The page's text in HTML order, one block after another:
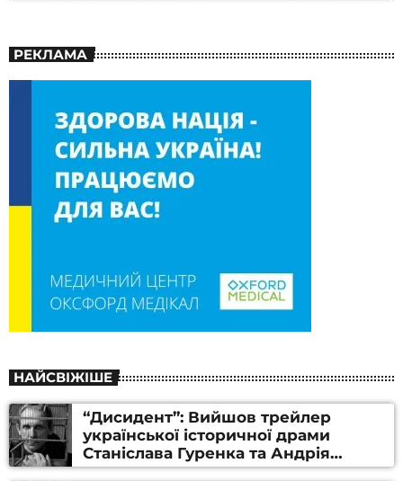
РЕКЛАМА
НАЙСВІЖІШЕ
“Дисидент”: Вийшов трейлер
української історичної драми
Станіслава Гуренка та Андрія
Алфьорова (ВІДЕО)